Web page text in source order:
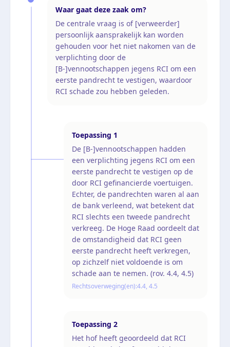
Waar gaat deze zaak om?
De centrale vraag is of [verweerder]
persoonlijk aansprakelijk kan worden
gehouden voor het niet nakomen van de
verplichting door de
[B-]vennootschappen jegens RCI om een
eerste pandrecht te vestigen, waardoor
RCI schade zou hebben geleden.
Toepassing 1
De [B-]vennootschappen hadden
een verplichting jegens RCI om een
eerste pandrecht te vestigen op de
door RCI gefinancierde voertuigen.
Echter, de pandrechten waren al aan
de bank verleend, wat betekent dat
RCI slechts een tweede pandrecht
verkreeg. De Hoge Raad oordeelt dat
de omstandigheid dat RCI geen
eerste pandrecht heeft verkregen,
op zichzelf niet voldoende is om
schade aan te nemen. (rov. 4.4, 4.5)
Rechtsoverweging(en):4.4, 4.5
Toepassing 2
Het hof heeft geoordeeld dat RCI